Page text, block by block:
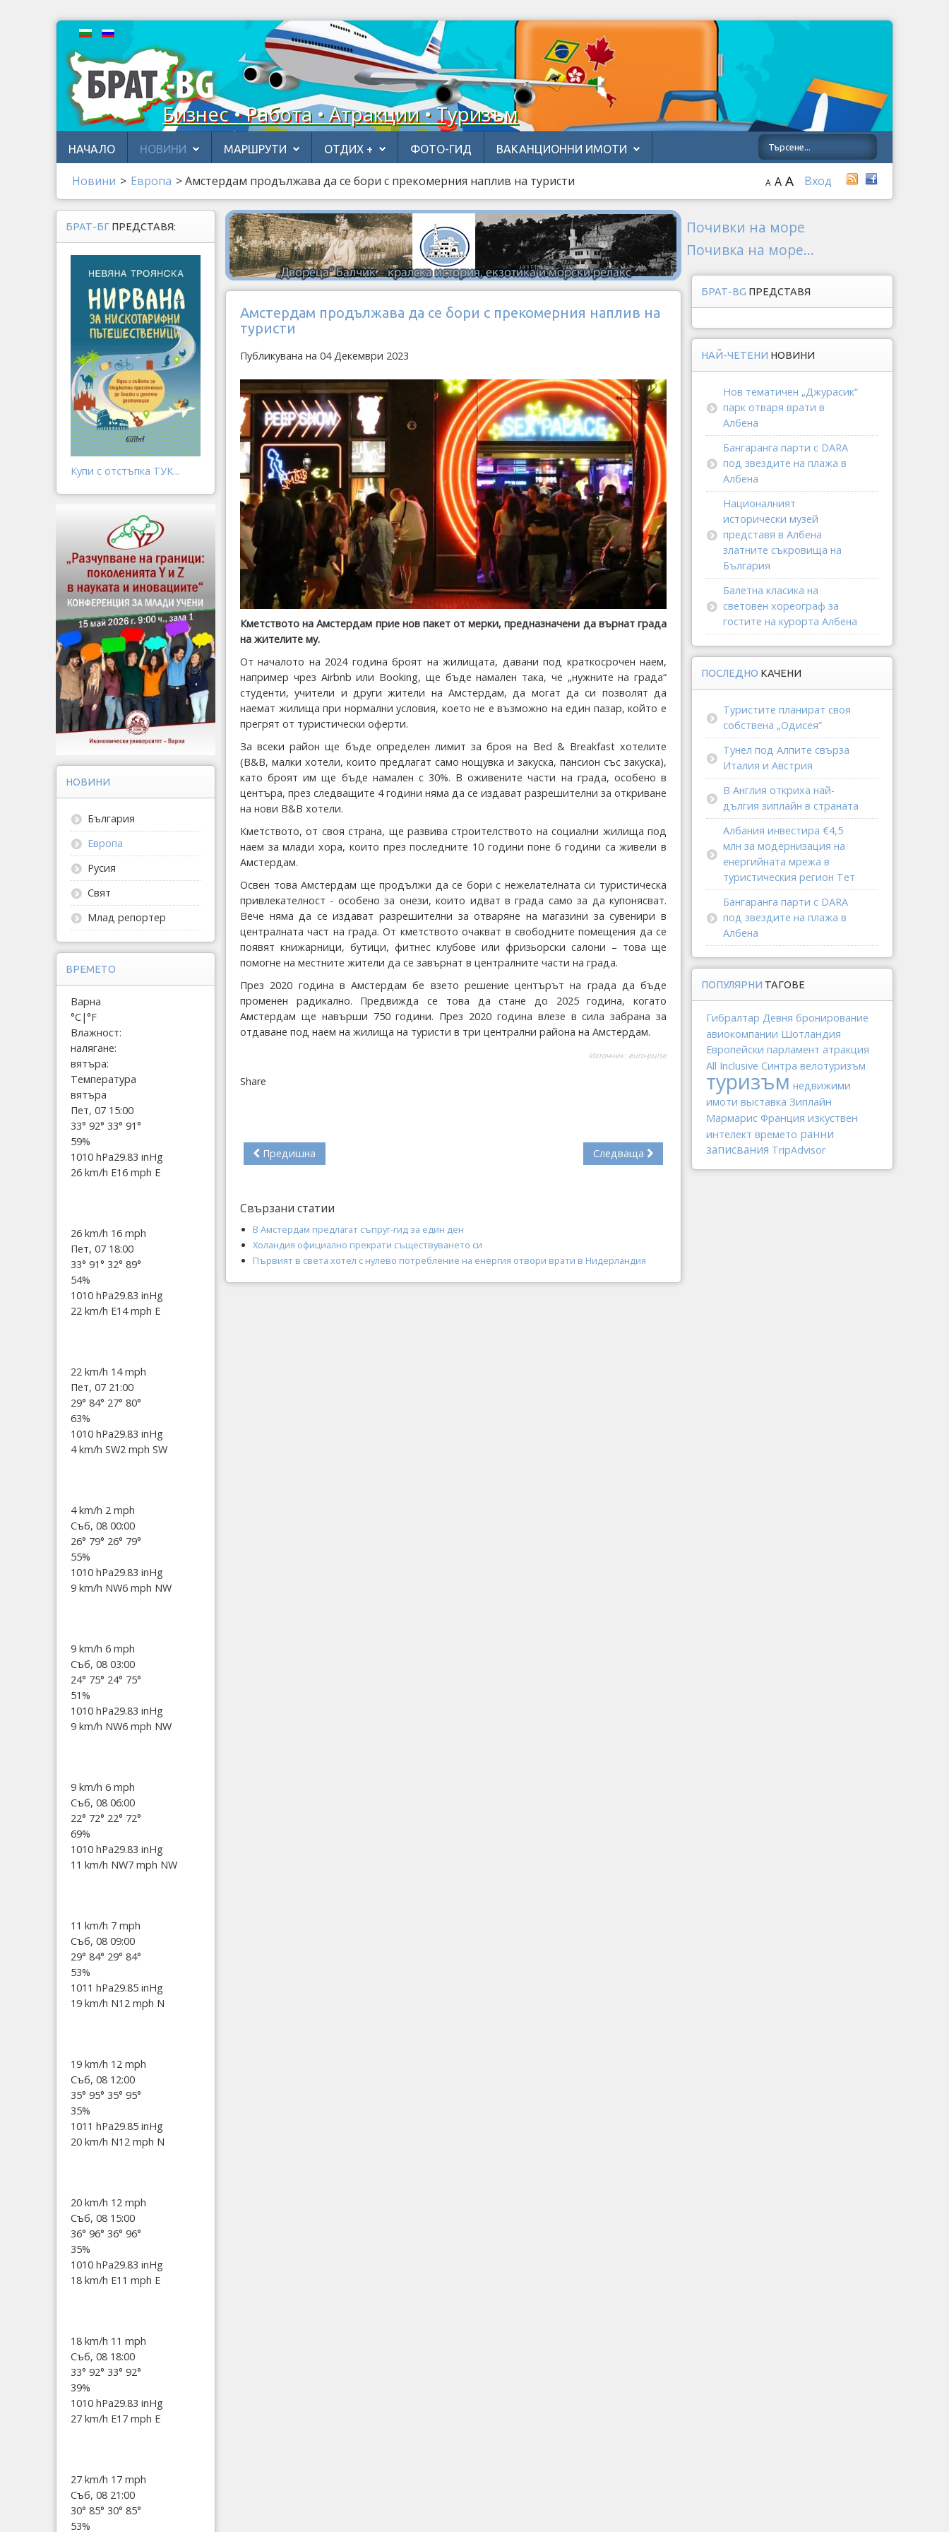
Бизнес • Работа • Атракции • Туризъм
НАЧАЛО НОВИНИ МАРШРУТИ ОТДИХ + ФОТО-ГИД ВАКАНЦИОННИ ИМОТИ
Новини > Европа >Амстердам продължава да се бори с прекомерния наплив на туристи Вход
A A A
Амстердам продължава да се бори с прекомерния наплив на
туристи
Публикувана на 04 Декември 2023
Кметството на Амстердам прие нов пакет от мерки, предназначени да върнат града
на жителите му.
От началото на 2024 година броят на жилищата, давани под краткосрочен наем,
например чрез Airbnb или Booking, ще бъде намален така, че „нужните на града“
студенти, учители и други жители на Амстердам, да могат да си позволят да
наемат жилища при нормални условия, което не е възможно на един пазар, който е
прегрят от туристически оферти.
За всеки район ще бъде определен лимит за броя на Bed & Breakfast хотелите
(B&B, малки хотели, които предлагат само нощувка и закуска, пансион със закуска),
като броят им ще бъде намален с 30%. В оживените части на града, особено в
центъра, през следващите 4 години няма да се издават разрешителни за откриване
на нови B&B хотели.
Кметството, от своя страна, ще развива строителството на социални жилища под
наем за млади хора, които през последните 10 години поне 6 години са живели в
Амстердам.
Освен това Амстердам ще продължи да се бори с нежелателната си туристическа
привлекателност - особено за онези, които идват в града само за да купонясват.
Вече няма да се издават разрешителни за отваряне на магазини за сувенири в
централната част на града. От кметството очакват в свободните помещения да се
появят книжарници, бутици, фитнес клубове или фризьорски салони – това ще
помогне на местните жители да се завърнат в централните части на града.
През 2020 година в Амстердам бе взето решение центърът на града да бъде
променен радикално. Предвижда се това да стане до 2025 година, когато
Амстердам ще навърши 750 години. През 2020 година влезе в сила забрана за
отдаване под наем на жилища на туристи в три централни района на Амстердам.
Източник: euro-pulse
Share
Предишна Следваща
Свързани статии
В Амстердам предлагат съпруг-гид за един ден
Холандия официално прекрати съществуването си
Първият в света хотел с нулево потребление на енергия отвори врати в Нидерландия
БРАТ-БГ ПРЕДСТАВЯ:
Купи с отстъпка ТУК...
НОВИНИ
България
Европа
Русия
Свят
Млад репортер
ВРЕМЕТО
Варна
°C|°F
Влажност:
налягане:
вятъра:
Температура
вятъра
Пет, 07 15:00
33° 92° 33° 91°
59%
1010 hPa29.83 inHg
26 km/h E16 mph E
26 km/h 16 mph
Пет, 07 18:00
33° 91° 32° 89°
54%
1010 hPa29.83 inHg
22 km/h E14 mph E
22 km/h 14 mph
Пет, 07 21:00
29° 84° 27° 80°
63%
1010 hPa29.83 inHg
4 km/h SW2 mph SW
4 km/h 2 mph
Съб, 08 00:00
26° 79° 26° 79°
55%
1010 hPa29.83 inHg
9 km/h NW6 mph NW
9 km/h 6 mph
Съб, 08 03:00
24° 75° 24° 75°
51%
1010 hPa29.83 inHg
9 km/h NW6 mph NW
9 km/h 6 mph
Съб, 08 06:00
22° 72° 22° 72°
69%
1010 hPa29.83 inHg
11 km/h NW7 mph NW
11 km/h 7 mph
Съб, 08 09:00
29° 84° 29° 84°
53%
1011 hPa29.85 inHg
19 km/h N12 mph N
19 km/h 12 mph
Съб, 08 12:00
35° 95° 35° 95°
35%
1011 hPa29.85 inHg
20 km/h N12 mph N
20 km/h 12 mph
Съб, 08 15:00
36° 96° 36° 96°
35%
1010 hPa29.83 inHg
18 km/h E11 mph E
18 km/h 11 mph
Съб, 08 18:00
33° 92° 33° 92°
39%
1010 hPa29.83 inHg
27 km/h E17 mph E
27 km/h 17 mph
Съб, 08 21:00
30° 85° 30° 85°
53%
Почивки на море
Почивка на море...
БРАТ-BG ПРЕДСТАВЯ
НАЙ-ЧЕТЕНИ НОВИНИ
Нов тематичен „Джурасик“
парк отваря врати в
Албена
Бангаранга парти с DARA
под звездите на плажа в
Албена
Националният
исторически музей
представя в Албена
златните съкровища на
България
Балетна класика на
световен хореограф за
гостите на курорта Албена
ПОСЛЕДНО КАЧЕНИ
Туристите планират своя
собствена „Одисея“
Тунел под Алпите свърза
Италия и Австрия
В Англия откриха най-
дългия зиплайн в страната
Албания инвестира €4,5
млн за модернизация на
енергийната мрежа в
туристическия регион Тет
Бангаранга парти с DARA
под звездите на плажа в
Албена
ПОПУЛЯРНИ ТАГОВЕ
Гибралтар Девня бронирование
авиокомпании Шотландия
Европейски парламент атракция
All Inclusive Синтра велотуризъм
туризъм недвижими
имоти выставка Зиплайн
Мармарис Франция изкуствен
интелект времето ранни
записвания TripAdvisor